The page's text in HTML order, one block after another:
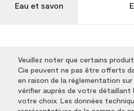
Eau et savon
Veuillez noter que certains
Cie peuvent ne pas être offerts
en raison de la réglementation sur
vérifier auprès de votre détaillant
votre choix. Les données